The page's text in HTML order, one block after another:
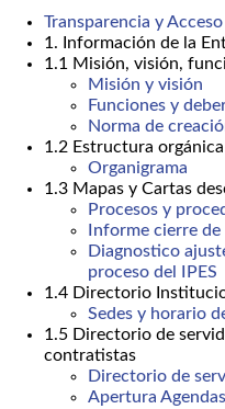
Transparencia y
1. Información de la
1.1 Misión, visión,
Misión y visión
Funciones y
Norma de
1.2 Estructura
Organigrama
1.3 Mapas y Cartas
Procesos y
Informe cierre
Diagnostico
proceso del IPES
1.4 Directorio
Sedes y horario
1.5 Directorio de
contratistas
Directorio de
Apertura